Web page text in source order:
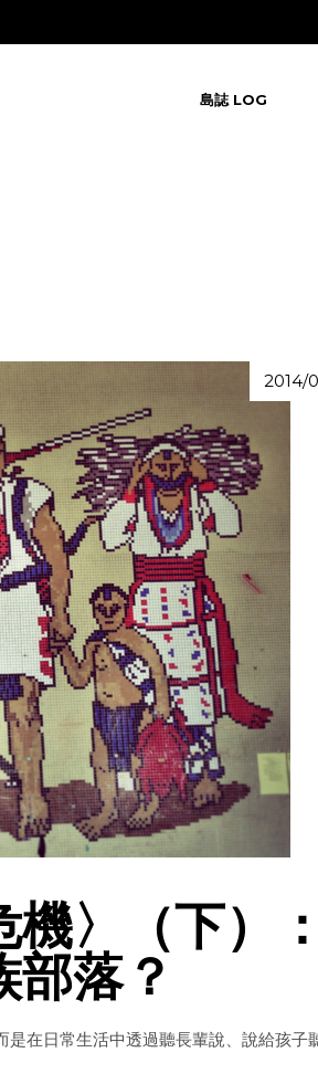
島誌 LOG
2014/
〉（下）：
落？
在日常生活中透過聽長輩說、說給孩子